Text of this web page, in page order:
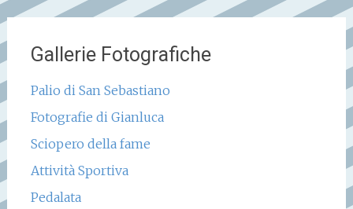
Gallerie Fotografiche
Palio di San Sebastiano
Fotografie di Gianluca
Sciopero della fame
Attività Sportiva
Pedalata